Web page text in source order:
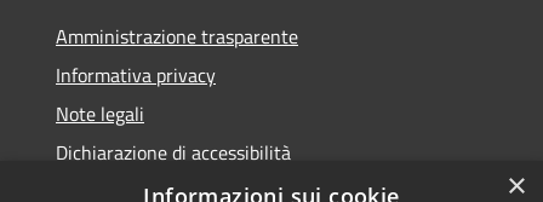
Amministrazione trasparente
Informativa privacy
Note legali
Dichiarazione di accessibilità
×
Informazioni sui cookie